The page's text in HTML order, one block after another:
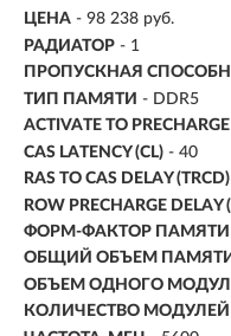
ЦЕНА - 98 238 руб.
РАДИАТОР - 1
ПРОПУСКНАЯ
ТИП ПАМЯТИ - DDR5
ACTIVATE TO
CAS LATENCY (CL) - 40
RAS TO CAS DELAY (TRCD)
ROW PRECHARGE DELAY
ФОРМ-ФАКТОР ПАМЯТИ
ОБЩИЙ ОБЪЕМ
ОБЪЕМ ОДНОГО
КОЛИЧЕСТВО